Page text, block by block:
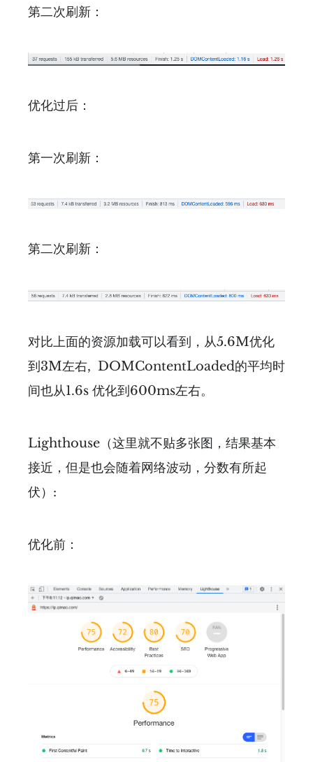
第二次刷新：
优化过后：
第一次刷新：
第二次刷新：
对比上面的资源加载可以看到，从5.6M优化
到3M左右, DOMContentLoaded的平均时
间也从1.6s 优化到600ms左右。
Lighthouse（这里就不贴多张图，结果基本
接近，但是也会随着网络波动，分数有所起
伏）:
优化前：